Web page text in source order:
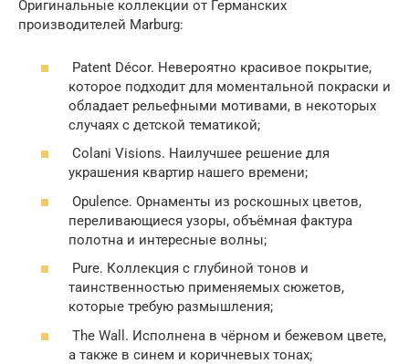
Оригинальные коллекции от Германских
производителей Marburg:
Patent Décor. Невероятно красивое покрытие,
которое подходит для моментальной покраски и
обладает рельефными мотивами, в некоторых
случаях с детской тематикой;
Colani Visions. Наилучшее решение для
украшения квартир нашего времени;
Opulence. Орнаменты из роскошных цветов,
переливающиеся узоры, объёмная фактура
полотна и интересные волны;
Pure. Коллекция с глубиной тонов и
таинственностью применяемых сюжетов,
которые требую размышления;
The Wall. Исполнена в чёрном и бежевом цвете,
а также в синем и коричневых тонах;